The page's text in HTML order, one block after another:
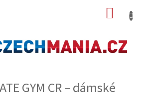
GYM CR – dámské